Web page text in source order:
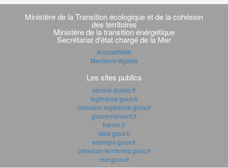
Navigation
transverse
Ministère de la Transition écologique et de la cohésion
des territoires
Ministère de la transition énérgétique
Secrétariat d'état chargé de la Mer
Accessibilité
Mentions légales
Les sites publics
service-public.fr
legifrance.gouv.fr
circulaire.legifrance.gouv.fr
gouvernement.fr
france.fr
data.gouv.fr
ecologie.gouv.fr
cohesion-territoires.gouv.fr
mer.gouv.fr